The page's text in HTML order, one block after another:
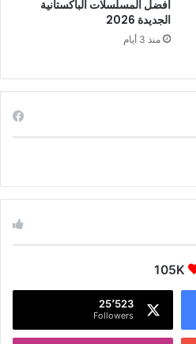
أفضل المسلسلات الباكستانية
الجديدة 2026
منذ 3 أيام
105K
25٬523
Followers